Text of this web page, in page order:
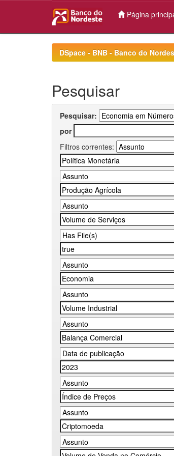
Página
DSpace - BNB - Banco do
Pesquisar
Pesquisar:
por
Filtros correntes: